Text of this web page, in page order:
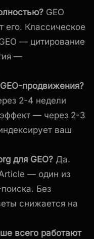
GEO
его. Классическое
— цитирование
—
продвижения?
2-4 недели
— через 2-3
ваш
для GEO? Да.
— один из
Без
снижается на
всего работают